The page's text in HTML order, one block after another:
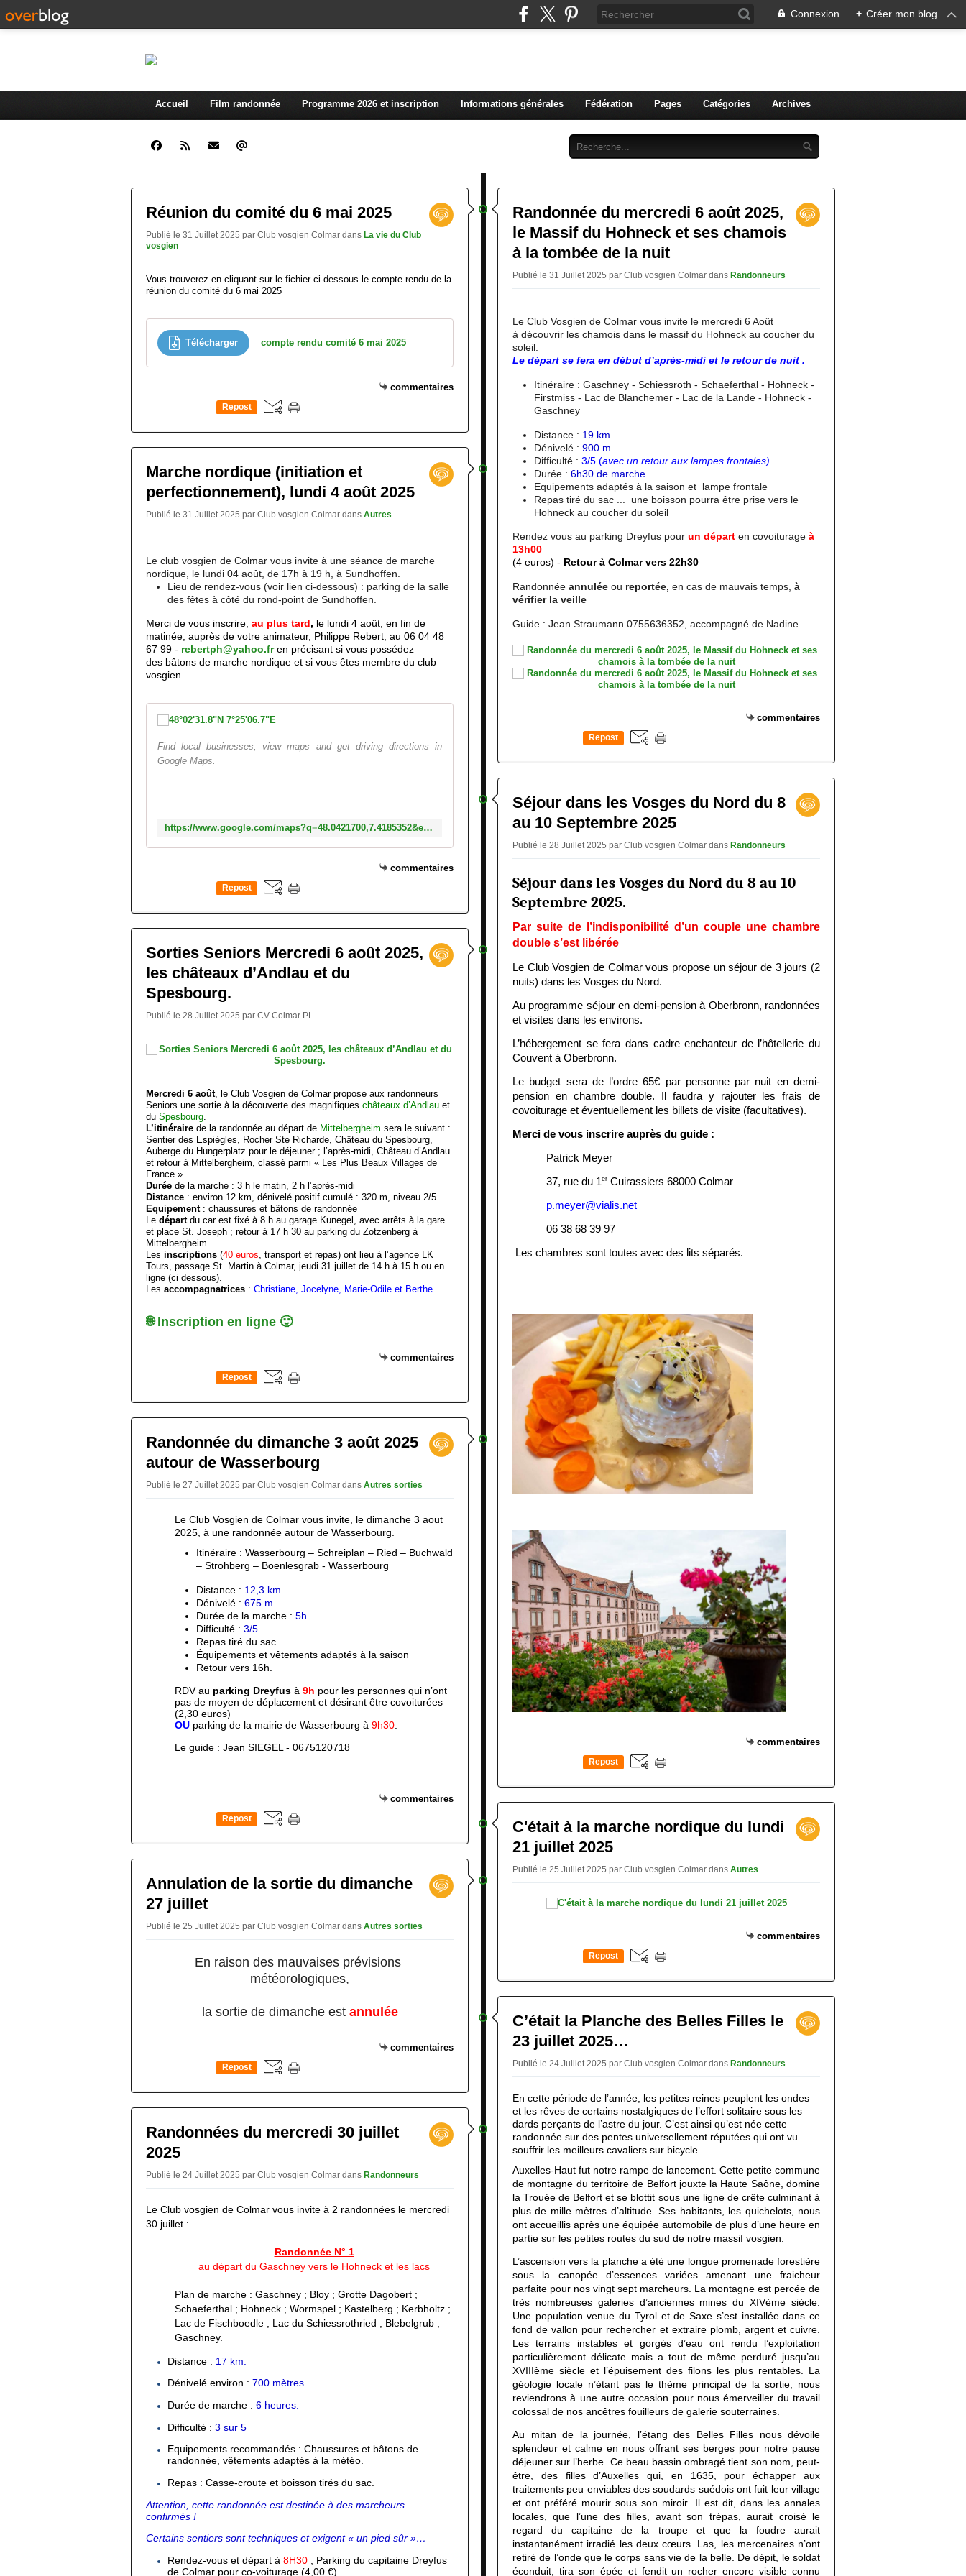
Connexion + Créer mon blog
Accueil Film randonnée Programme 2026 et inscription Informations générales Fédération Pages Catégories Archives
Réunion du comité du 6 mai 2025
Publié le 31 Juillet 2025 par Club vosgien Colmar dans La vie du Club
vosgien
Vous trouverez en cliquant sur le fichier ci-dessous le compte rendu de la
réunion du comité du 6 mai 2025
Télécharger compte rendu comité 6 mai 2025
commentaires
Repost
Marche nordique (initiation et
perfectionnement), lundi 4 août 2025
Publié le 31 Juillet 2025 par Club vosgien Colmar dans Autres
Le club vosgien de Colmar vous invite à une séance de marche
nordique, le lundi 04 août, de 17h à 19 h, à Sundhoffen.
Lieu de rendez-vous (voir lien ci-dessous) : parking de la salle
des fêtes à côté du rond-point de Sundhoffen.
Merci de vous inscrire, au plus tard, le lundi 4 août, en fin de
matinée, auprès de votre animateur, Philippe Rebert, au 06 04 48
67 99 - rebertph@yahoo.fren précisant si vous possédez
des bâtons de marche nordique et si vous êtes membre du club
vosgien.
Find local businesses, view maps and get driving directions in
Google Maps.
https://www.google.com/maps?q=48.0421700,7.4185352&entry=gps&lucs=,94259549,94275303,94224825,94227247,94227248,94231188,47071704,47069508,94218641,94203019,47084304&g_ep=CAISEjI1LjE5LjEuNzU0OTg3NTEyMBgAIIgnKmMsOTQyNTk1NDksOTQyNzUzMDMsOTQyMjQ4MjUsOTQyMjcyNDcsOTQyMjcyNDgsOTQyMzExODgsNDcwNzE3MDQsNDcwNjk1MDgsOTQyMTg2NDEsOTQyMDMwMTksNDcwODQzMDRCAkZS&skid=cc7e8d6b-e50b-4d54-bb6d-e8392f841048&g_st=com.yahoo.Aerogram.ShareExtension
commentaires
Repost
Sorties Seniors Mercredi 6 août 2025,
les châteaux d’Andlau et du
Spesbourg.
Publié le 28 Juillet 2025 par CV Colmar PL
Mercredi 6 août, le Club Vosgien de Colmar propose aux randonneurs
Seniors une sortie à la découverte des magnifiques châteaux d’Andlau et
du Spesbourg.
L’itinéraire de la randonnée au départ de Mittelbergheim sera le suivant :
Sentier des Espiègles, Rocher Ste Richarde, Château du Spesbourg,
Auberge du Hungerplatz pour le déjeuner ; l’après-midi, Château d’Andlau
et retour à Mittelbergheim, classé parmi « Les Plus Beaux Villages de
France »
Durée de la marche : 3 h le matin, 2 h l’après-midi
Distance : environ 12 km, dénivelé positif cumulé : 320 m, niveau 2/5
Equipement : chaussures et bâtons de randonnée
Le départ du car est fixé à 8 h au garage Kunegel, avec arrêts à la gare
et place St. Joseph ; retour à 17 h 30 au parking du Zotzenberg à
Mittelbergheim.
Les inscriptions (40 euros, transport et repas) ont lieu à l’agence LK
Tours, passage St. Martin à Colmar, jeudi 31 juillet de 14 h à 15 h ou en
ligne (ci dessous).
Les accompagnatrices : Christiane, Jocelyne, Marie-Odile et Berthe.
🌐 Inscription en ligne 🙂
commentaires
Repost
Randonnée du dimanche 3 août 2025
autour de Wasserbourg
Publié le 27 Juillet 2025 par Club vosgien Colmar dans Autres sorties
Le Club Vosgien de Colmar vous invite, le dimanche 3 aout
2025, à une randonnée autour de Wasserbourg.
Itinéraire : Wasserbourg – Schreiplan – Ried – Buchwald
– Strohberg – Boenlesgrab - Wasserbourg
Distance : 12,3 km
Dénivelé : 675 m
Durée de la marche : 5h
Difficulté : 3/5
Repas tiré du sac
Équipements et vêtements adaptés à la saison
Retour vers 16h.
RDV au parking Dreyfus à 9h pour les personnes qui n’ont
pas de moyen de déplacement et désirant être covoiturées
(2,30 euros)
OU parking de la mairie de Wasserbourg à 9h30
L e guide : Jean SIEGEL - 0675120718
commentaires
Repost
Annulation de la sortie du dimanche
27 juillet
Publié le 25 Juillet 2025 par Club vosgien Colmar dans Autres sorties
En raison des mauvaises prévisions
météorologiques,
la sortie de dimanche est annulée
commentaires
Repost
Randonnées du mercredi 30 juillet
2025
Publié le 24 Juillet 2025 par Club vosgien Colmar dans Randonneurs
Le Club vosgien de Colmar vous invite à 2 randonnées le mercredi
30 juillet :
Randonnée N° 1
au départ du Gaschney vers le Hohneck et les lacs
Plan de marche : Gaschney ; Bloy ; Grotte Dagobert ;
Schaeferthal ; Hohneck ; Wormspel ; Kastelberg ; Kerbholtz ;
Lac de Fischboedle ; Lac du Schiessrothried ; Blebelgrub ;
Gaschney.
Distance : 17 km.
Dénivelé environ : 700 mètres.
Durée de marche : 6 heures.
Difficulté : 3 sur 5
Equipements recommandés : Chaussures et bâtons de
randonnée, vêtements adaptés à la météo.
Repas : Casse-croute et boisson tirés du sac.
Attention, cette randonnée est destinée à des marcheurs
confirmés !
Certains sentiers sont techniques et exigent « un pied sûr »…
Rendez-vous et départ à 8H30 ; Parking du capitaine Dreyfus
de Colmar pour co-voiturage (4,00 €)
Randonnée du mercredi 6 août 2025,
le Massif du Hohneck et ses chamois
à la tombée de la nuit
Publié le 31 Juillet 2025 par Club vosgien Colmar dans Randonneurs
Le Club Vosgien de Colmar vous invite le mercredi 6 Août
à découvrir les chamois dans le massif du Hohneck au coucher du
soleil.
Le départ se fera en début d’après-midi et le retour de nuit .
Itinéraire : Gaschney - Schiessroth - Schaeferthal - Hohneck -
Firstmiss - Lac de Blanchemer - Lac de la Lande - Hohneck -
Gaschney
Distance : 19 km
Dénivelé : 900 m
Difficulté : 3/5 (avec un retour aux lampes frontales)
Durée : 6h30 de marche
Equipements adaptés à la saison et lampe frontale
Repas tiré du sac ... une boisson pourra être prise vers le
Hohneck au coucher du soleil
Rendez vous au parking Dreyfus pour un départ en covoiturage à
13h00
(4 euros) - Retour à Colmar vers 22h30
Randonnée annulée ou reportée, en cas de mauvais temps, à
vérifier la veille
Guide : Jean Straumann 0755636352, accompagné de Nadine.
commentaires
Repost
Séjour dans les Vosges du Nord du 8
au 10 Septembre 2025
Publié le 28 Juillet 2025 par Club vosgien Colmar dans Randonneurs
Séjour dans les Vosges du Nord du 8 au 10
Septembre 2025.
Par suite de l’indisponibilité d’un couple une chambre
double s’est libérée
Le Club Vosgien de Colmar vous propose un séjour de 3 jours (2
nuits) dans les Vosges du Nord.
Au programme séjour en demi-pension à Oberbronn, randonnées
et visites dans les environs.
L’hébergement se fera dans cadre enchanteur de l’hôtellerie du
Couvent à Oberbronn.
Le budget sera de l’ordre 65€ par personne par nuit en demi-
pension en chambre double. Il faudra y rajouter les frais de
covoiturage et éventuellement les billets de visite (facultatives).
Merci de vous inscrire auprès du guide :
Patrick Meyer
37, rue du 1er Cuirassiers 68000 Colmar
p.meyer@vialis.net
06 38 68 39 97
Les chambres sont toutes avec des lits séparés.
commentaires
Repost
C'était à la marche nordique du lundi
21 juillet 2025
Publié le 25 Juillet 2025 par Club vosgien Colmar dans Autres
commentaires
Repost
C’était la Planche des Belles Filles le
23 juillet 2025…
Publié le 24 Juillet 2025 par Club vosgien Colmar dans Randonneurs
En cette période de l’année, les petites reines peuplent les ondes
et les rêves de certains nostalgiques de l’effort solitaire sous les
dards perçants de l’astre du jour. C’est ainsi qu’est née cette
randonnée sur des pentes universellement réputées qui ont vu
souffrir les meilleurs cavaliers sur bicycle.
Auxelles-Haut fut notre rampe de lancement. Cette petite commune
de montagne du territoire de Belfort jouxte la Haute Saône, domine
la Trouée de Belfort et se blottit sous une ligne de crête culminant à
plus de mille mètres d’altitude. Ses habitants, les quichelots, nous
ont accueillis après une équipée automobile de plus d’une heure en
partie sur les petites routes du sud de notre massif vosgien.
L’ascension vers la planche a été une longue promenade forestière
sous la canopée d’essences variées amenant une fraicheur
parfaite pour nos vingt sept marcheurs. La montagne est percée de
très nombreuses galeries d’anciennes mines du XIVème siècle.
Une population venue du Tyrol et de Saxe s’est installée dans ce
fond de vallon pour rechercher et extraire plomb, argent et cuivre.
Les terrains instables et gorgés d’eau ont rendu l’exploitation
particulièrement délicate mais a tout de même perduré jusqu’au
XVIIIème siècle et l’épuisement des filons les plus rentables. La
géologie locale n’étant pas le thème principal de la sortie, nous
reviendrons à une autre occasion pour nous émerveiller du travail
colossal de nos ancêtres fouilleurs de galerie souterraines.
Au mitan de la journée, l’étang des Belles Filles nous dévoile
splendeur et calme en nous offrant ses berges pour notre pause
déjeuner sur l’herbe. Ce beau bassin ombragé tient son nom, peut-
être, des filles d’Auxelles qui, en 1635, pour échapper aux
traitements peu enviables des soudards suédois ont fuit leur village
et ont préféré mourir sous son miroir. Il est dit, dans les annales
locales, que l’une des filles, avant son trépas, aurait croisé le
regard du capitaine de la troupe et que la foudre aurait
instantanément irradié les deux cœurs. Las, les mercenaires n’ont
retiré de l’onde que le corps sans vie de la belle. De dépit, le soldat
éconduit, tira son épée et fendit un rocher encore visible connu